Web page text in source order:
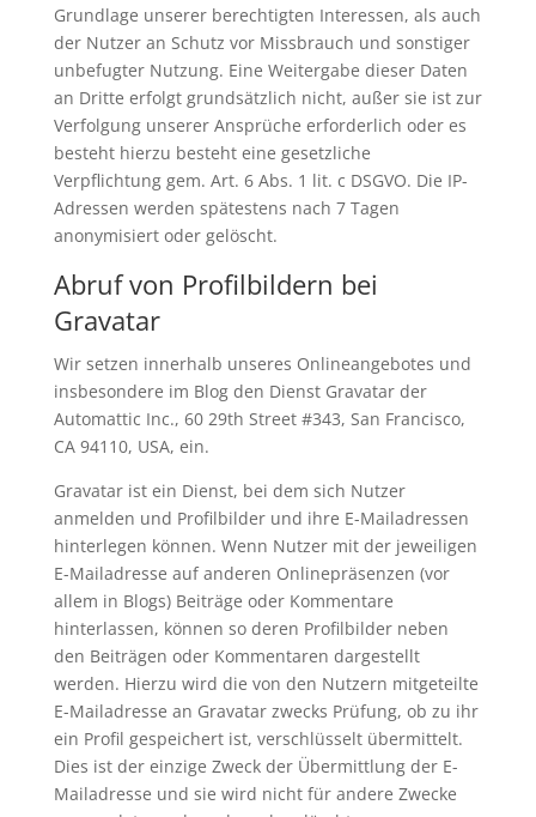
Grundlage unserer berechtigten Interessen, als auch
der Nutzer an Schutz vor Missbrauch und sonstiger
unbefugter Nutzung. Eine Weitergabe dieser Daten
an Dritte erfolgt grundsätzlich nicht, außer sie ist zur
Verfolgung unserer Ansprüche erforderlich oder es
besteht hierzu besteht eine gesetzliche
Verpflichtung gem. Art. 6 Abs. 1 lit. c DSGVO. Die IP-
Adressen werden spätestens nach 7 Tagen
anonymisiert oder gelöscht.
Abruf von Profilbildern bei
Gravatar
Wir setzen innerhalb unseres Onlineangebotes und
insbesondere im Blog den Dienst Gravatar der
Automattic Inc., 60 29th Street #343, San Francisco,
CA 94110, USA, ein.
Gravatar ist ein Dienst, bei dem sich Nutzer
anmelden und Profilbilder und ihre E-Mailadressen
hinterlegen können. Wenn Nutzer mit der jeweiligen
E-Mailadresse auf anderen Onlinepräsenzen (vor
allem in Blogs) Beiträge oder Kommentare
hinterlassen, können so deren Profilbilder neben
den Beiträgen oder Kommentaren dargestellt
werden. Hierzu wird die von den Nutzern mitgeteilte
E-Mailadresse an Gravatar zwecks Prüfung, ob zu ihr
ein Profil gespeichert ist, verschlüsselt übermittelt.
Dies ist der einzige Zweck der Übermittlung der E-
Mailadresse und sie wird nicht für andere Zwecke